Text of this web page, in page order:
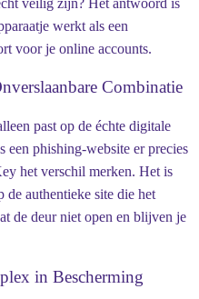
veilig zijn? Het antwoord is
werkt als een
voor je online accounts.
Combinatie
past op de échte digitale
een phishing-website er precies
het verschil merken. Het is
de authentieke site die het
de deur niet open en blijven je
in Bescherming